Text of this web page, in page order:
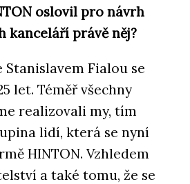
oslovil pro návrh
kanceláří právě něj?
Stanislavem Fialou se
let. Téměř všechny
realizovali my, tím
lidí, která se nyní
HINTON. Vzhledem
a také tomu, že se